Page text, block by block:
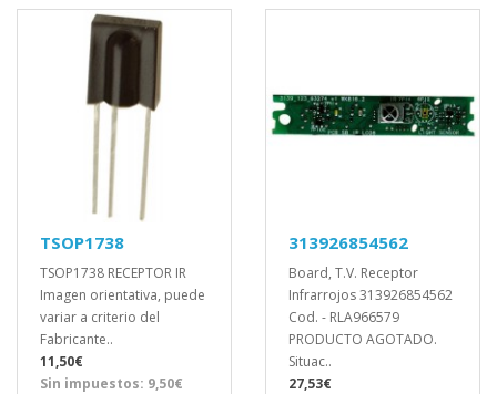
TSOP1738
TSOP1738 RECEPTOR IR
Imagen orientativa, puede
variar a criterio del
Fabricante..
11,50€
Sin impuestos: 9,50€
313926854562
Board, T.V. Receptor
Infrarrojos 313926854562
Cod. - RLA966579
PRODUCTO AGOTADO.
Situac..
27,53€